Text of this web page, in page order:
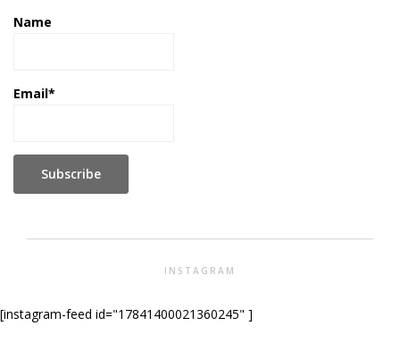
Name
Email*
INSTAGRAM
[instagram-feed id="17841400021360245" ]